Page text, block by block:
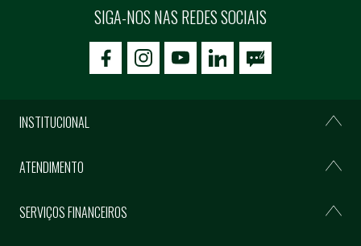
SIGA-NOS NAS REDES SOCIAIS
icon-facebookicon-social02icon-social03
INSTITUCIONAL
ATENDIMENTO
SERVIÇOS FINANCEIROS